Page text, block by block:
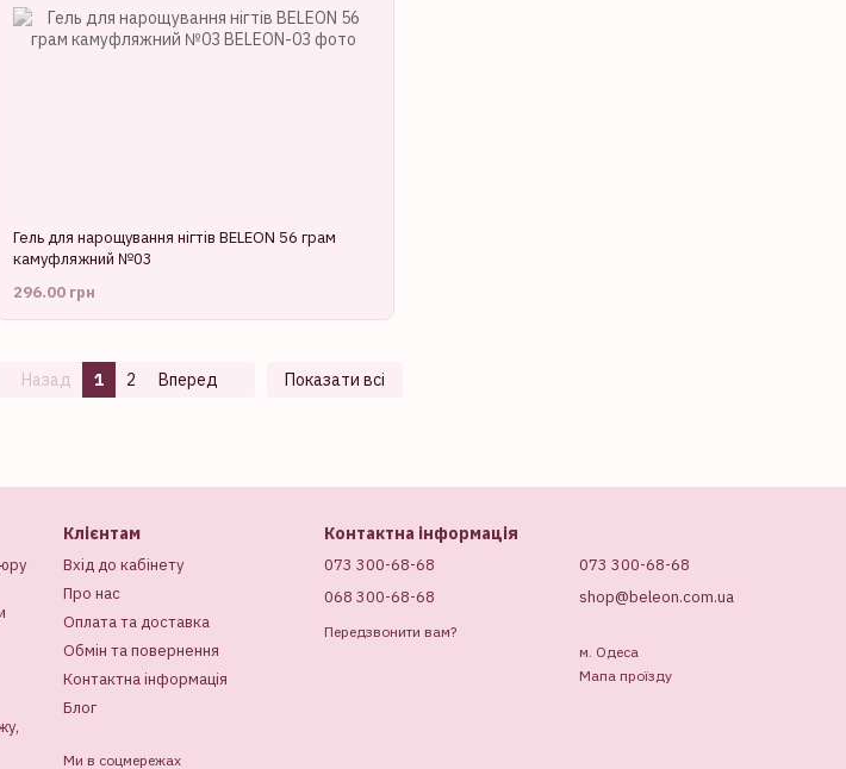
Гель для нарощування нігтів BELEON 56 грам
камуфляжний №03
296.00 грн
Назад 1 2 Вперед Показати всі
Клієнтам
Вхід до кабінету
Про нас
Оплата та доставка
Обмін та повернення
Контактна інформація
Блог
Ми в соцмережах
Контактна інформація
073 300-68-68
068 300-68-68
Передзвонити вам?
073 300-68-68
shop@beleon.com.ua
м. Одеса
Мапа проїзду